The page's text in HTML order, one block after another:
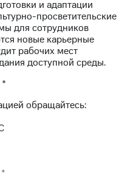
и адаптации
просветительские
для сотрудников
новые карьерные
рабочих мест
доступной среды.
обращайтесь: